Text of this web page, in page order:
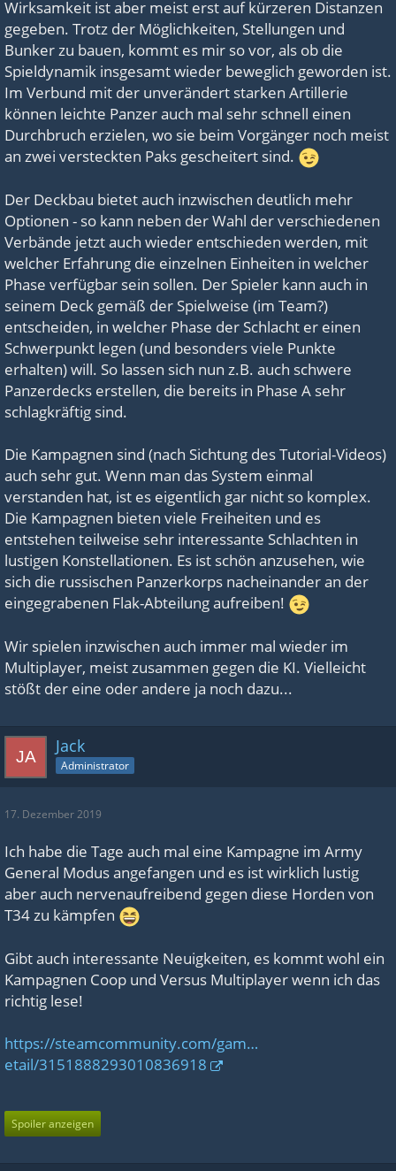
Wirksamkeit ist aber meist erst auf kürzeren Distanzen
gegeben. Trotz der Möglichkeiten, Stellungen und
Bunker zu bauen, kommt es mir so vor, als ob die
Spieldynamik insgesamt wieder beweglich geworden ist.
Im Verbund mit der unverändert starken Artillerie
können leichte Panzer auch mal sehr schnell einen
Durchbruch erzielen, wo sie beim Vorgänger noch meist
an zwei versteckten Paks gescheitert sind.
Der Deckbau bietet auch inzwischen deutlich mehr
Optionen - so kann neben der Wahl der verschiedenen
Verbände jetzt auch wieder entschieden werden, mit
welcher Erfahrung die einzelnen Einheiten in welcher
Phase verfügbar sein sollen. Der Spieler kann auch in
seinem Deck gemäß der Spielweise (im Team?)
entscheiden, in welcher Phase der Schlacht er einen
Schwerpunkt legen (und besonders viele Punkte
erhalten) will. So lassen sich nun z.B. auch schwere
Panzerdecks erstellen, die bereits in Phase A sehr
schlagkräftig sind.
Die Kampagnen sind (nach Sichtung des Tutorial-Videos)
auch sehr gut. Wenn man das System einmal
verstanden hat, ist es eigentlich gar nicht so komplex.
Die Kampagnen bieten viele Freiheiten und es
entstehen teilweise sehr interessante Schlachten in
lustigen Konstellationen. Es ist schön anzusehen, wie
sich die russischen Panzerkorps nacheinander an der
eingegrabenen Flak-Abteilung aufreiben!
Wir spielen inzwischen auch immer mal wieder im
Multiplayer, meist zusammen gegen die KI. Vielleicht
stößt der eine oder andere ja noch dazu...
Jack
Administrator
17. Dezember 2019
Ich habe die Tage auch mal eine Kampagne im Army
General Modus angefangen und es ist wirklich lustig
aber auch nervenaufreibend gegen diese Horden von
T34 zu kämpfen
Gibt auch interessante Neuigkeiten, es kommt wohl ein
Kampagnen Coop und Versus Multiplayer wenn ich das
richtig lese!
https://steamcommunity.com/gam…
etail/3151888293010836918
Spoiler anzeigen